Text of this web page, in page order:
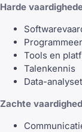
Harde
Tools en
Talenkennis
Data-
Zachte